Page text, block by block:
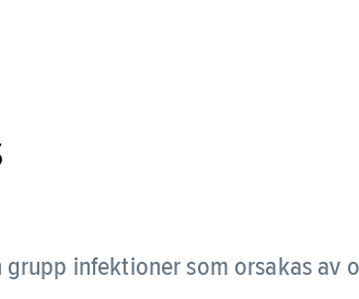
grupp infektioner som orsakas av